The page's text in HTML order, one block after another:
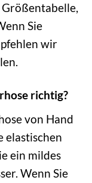
Sie
wir
richtig?
von Hand
elastischen
ein mildes
Wenn Sie